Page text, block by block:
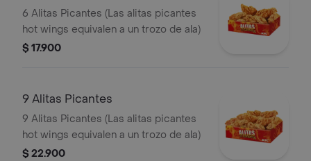
6 Alitas Picantes (Las alitas picantes
hot wings equivalen a un trozo de ala)
$ 17.900
9 Alitas Picantes
9 Alitas Picantes (Las alitas picantes
hot wings equivalen a un trozo de ala)
$ 22.900